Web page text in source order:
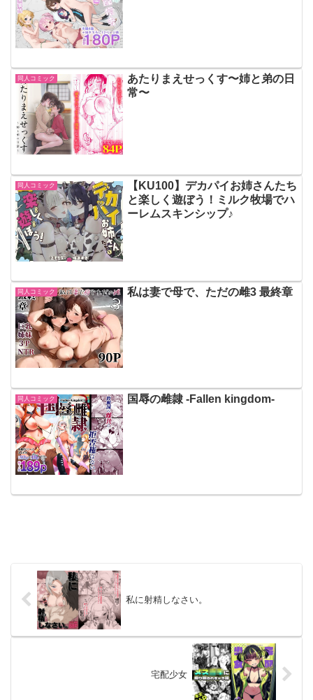
同人コミック
あたりまえせっくす〜姉と弟の日
常〜
同人コミック
【KU100】デカパイお姉さんたち
と楽しく遊ぼう！ミルク牧場でハ
ーレムスキンシップ♪
同人コミック 私は妻で母で、ただの雌3 最終章
同人コミック 国辱の雌隷 -Fallen kingdom-
私に射精しなさい。
宅配少女